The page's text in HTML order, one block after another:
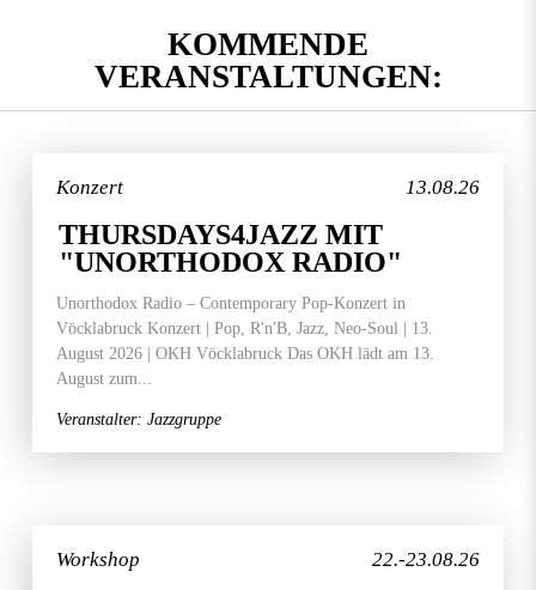
KOMMENDE
VERANSTALTUNGEN:
13.08.26
Konzert
THURSDAYS4JAZZ MIT
"UNORTHODOX RADIO"
Unorthodox Radio – Contemporary Pop-Konzert in
Vöcklabruck Konzert | Pop, R'n'B, Jazz, Neo-Soul | 13.
August 2026 | OKH Vöcklabruck Das OKH lädt am 13.
August zum...
Veranstalter: Jazzgruppe
22.-23.08.26
Workshop